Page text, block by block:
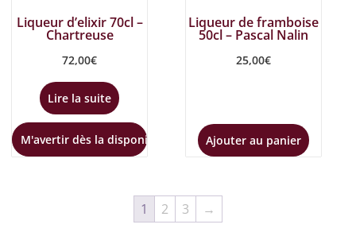
Liqueur d’elixir 70cl –
Chartreuse
72,00€
Lire la suite
M'avertir dès la disponibilité
Liqueur de framboise
50cl – Pascal Nalin
25,00€
Ajouter au panier
1 2 3 →